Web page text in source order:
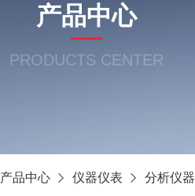
产品中心
PRODUCTS CENTER
产品中心 仪器仪表 分析仪器